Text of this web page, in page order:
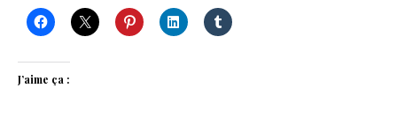
J’aime ça :